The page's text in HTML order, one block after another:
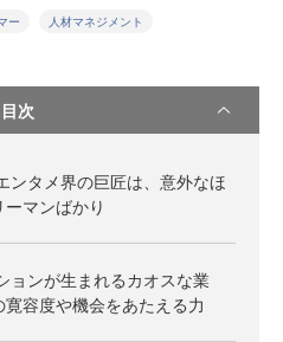
ー 人材マネジメント
目次
ンタメ界の巨匠は、意外なほ
ーマンばかり
ョンが生まれるカオスな業
容度や機会をあたえる力